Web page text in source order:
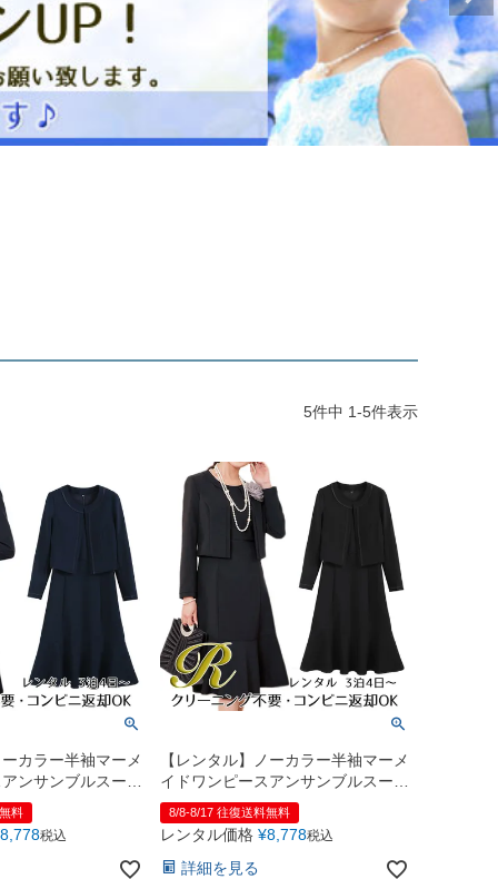
アウター インナー・パニエ
ジュエリー 音楽雑貨
08 送料・お支払い
送料・決済方法
09 お問い合わせ
電話・メール・LINE
5件中 1-5件表示
ーカラー半袖マーメ
ンサンブルスーツ
ー
料
8,778税込
【レンタル】ノーカラー半袖マーメ
イドワンピースアンサンブルスーツ
（YP150）ブラック
8/8-8/17 往復送料無料
レンタル価格 ¥8,778税込
詳細を見る